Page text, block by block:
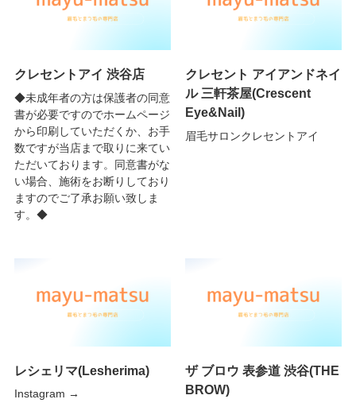
クレセントアイ 渋谷店
◆未成年者の方は保護者の同意
書が必要ですのでホームページ
から印刷していただくか、お手
数ですが当店まで取りに来てい
ただいております。同意書がな
い場合、施術をお断りしており
ますのでご了承お願い致しま
す。◆
クレセント アイアンドネイ
ル 三軒茶屋(Crescent
Eye&Nail)
眉毛サロンクレセントアイ
レシェリマ(Lesherima)
Instagram →
ザ ブロウ 表参道 渋谷(THE
BROW)